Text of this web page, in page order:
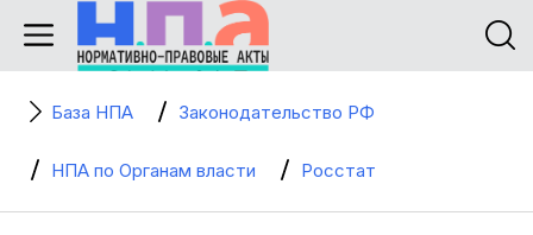
База НПА Законодательство РФ
НПА по Органам власти Росстат